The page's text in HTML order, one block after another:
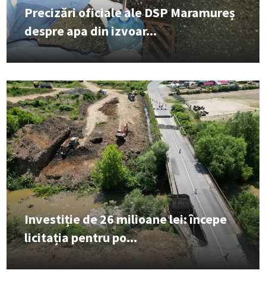
Precizări oficiale ale DSP Maramureș
despre apa din izvoar...
Investiție de 26 milioane lei: începe
licitația pentru po...